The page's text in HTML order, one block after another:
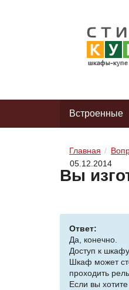
Встроенные
Главная
05.12.2014
Вы
Ответ:
Да, конечно.
Доступ к
Шкаф может
проходить
Если вы